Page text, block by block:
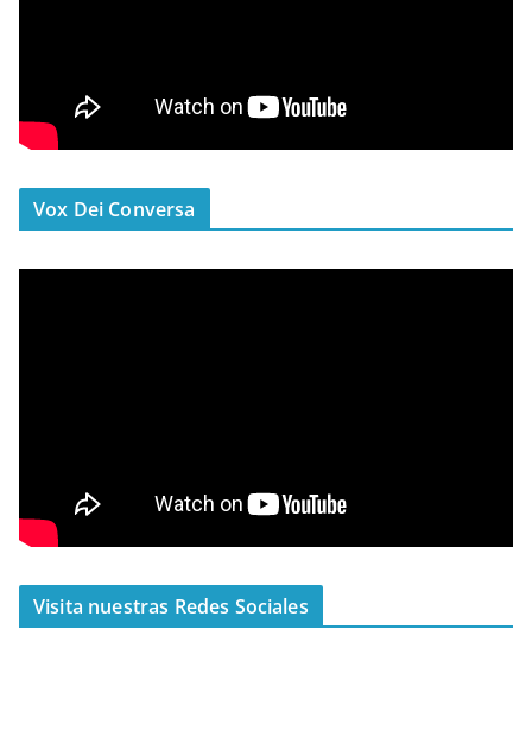
Vox Dei Conversa
Visita nuestras Redes Sociales